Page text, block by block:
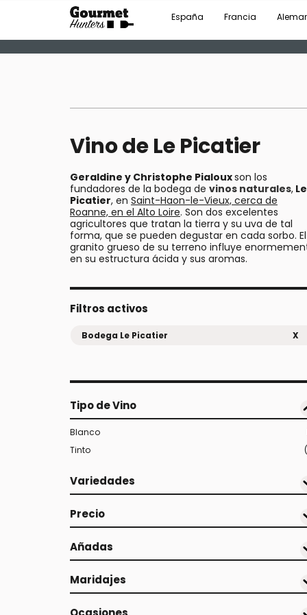
España Francia
Vino de Le Picatier
Geraldine y Christophe Pialouxson los
fundadores de la bodega de vinos naturales, Le
Picatier, en Saint-Haon-le-Vieux, cerca de
Roanne, en el Alto Loire. Son dos excelentes
agricultores que tratan la tierra y su uva de tal
forma, que se pueden degustar en cada sorbo. El
granito grueso de su terreno influye
en su estructura ácida y sus aromas.
Filtros activos
Bodega Le Picatier X
Tipo de Vino
Blanco
Tinto
Variedades
Precio
Añadas
Maridajes